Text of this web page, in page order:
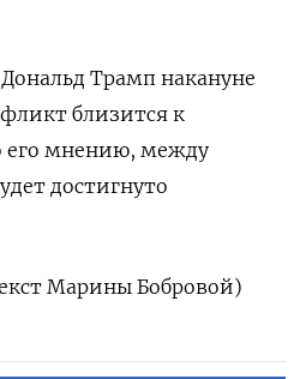
Трамп накануне
‌близится к
его мнению, между
достигнуто
Марины Бобровой)